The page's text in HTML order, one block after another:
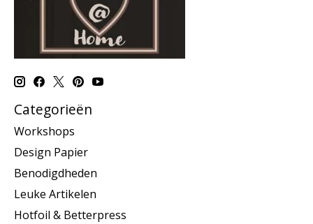
Categorieën
Workshops
Design Papier
Benodigdheden
Leuke Artikelen
Hotfoil & Betterpress